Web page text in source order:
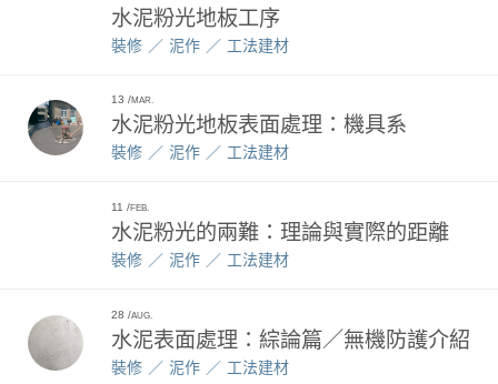
水泥粉光地板工序
裝修 泥作 工法建材
13 MAR.
水泥粉光地板表面處理：機具系
裝修 泥作 工法建材
11 FEB.
水泥粉光的兩難：理論與實際的距離
裝修 泥作 工法建材
28 AUG.
水泥表面處理：綜論篇／無機防護介紹
裝修 泥作 工法建材